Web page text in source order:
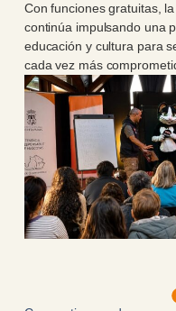
Con funciones gratuitas,
continúa impulsando una
educación y cultura para
cada vez más